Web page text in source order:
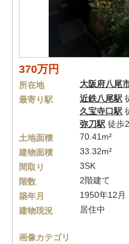
370万円
所在地 大阪府八尾
最寄り駅
近鉄八尾駅
久宝寺口駅
弥刀駅 徒歩
土地面積
70.41m²
建物面積
33.32m²
間取り
3SK
階数
2階建て
築年月
1950年12月
建物現況
居住中
画像カテゴリ